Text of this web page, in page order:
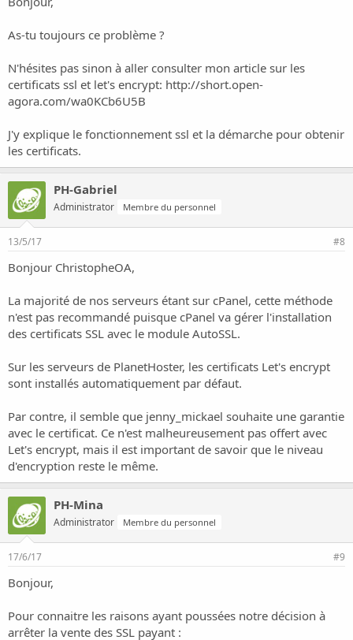
As-tu toujours ce problème ?
N'hésites pas sinon à aller consulter mon article sur les
certificats ssl et let's encrypt: http://short.open-
agora.com/wa0KCb6U5B
J'y explique le fonctionnement ssl et la démarche pour obtenir
les certificats.
PH-Gabriel
Administrator Membre du personnel
13/5/17 #8
Bonjour ChristopheOA,
La majorité de nos serveurs étant sur cPanel, cette méthode
n'est pas recommandé puisque cPanel va gérer l'installation
des certificats SSL avec le module AutoSSL.
Sur les serveurs de PlanetHoster, les certificats Let's encrypt
sont installés automatiquement par défaut.
Par contre, il semble que jenny_mickael souhaite une garantie
avec le certificat. Ce n'est malheureusement pas offert avec
Let's encrypt, mais il est important de savoir que le niveau
d'encryption reste le même.
PH-Mina
Administrator Membre du personnel
17/6/17 #9
Bonjour,
Pour connaitre les raisons ayant poussées notre décision à
arrêter la vente des SSL payant :